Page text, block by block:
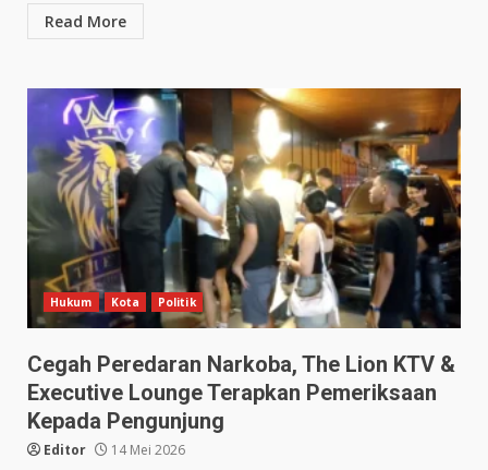
Read More
Hukum Kota Politik
Cegah Peredaran Narkoba, The Lion KTV &
Executive Lounge Terapkan Pemeriksaan
Kepada Pengunjung
Editor 14 Mei 2026